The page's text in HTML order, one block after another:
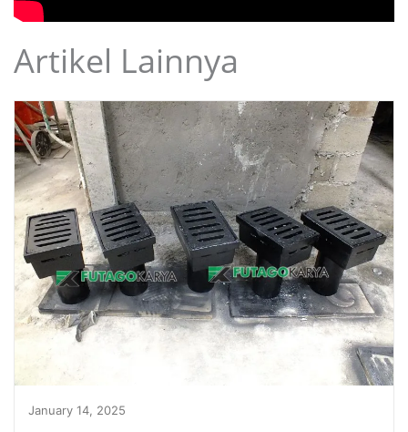
Artikel Lainnya
January 14, 2025